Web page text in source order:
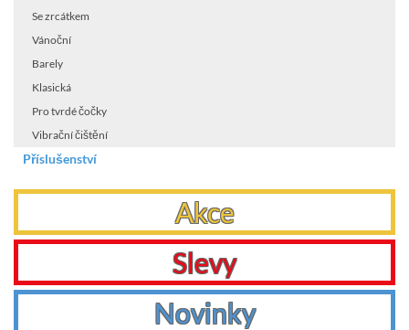
Se zrcátkem
Vánoční
Barely
Klasická
Pro tvrdé čočky
Vibrační čištění
Příslušenství
Akce
Slevy
Novinky